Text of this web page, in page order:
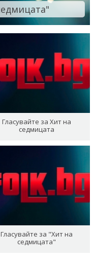
Гласувайте за Хит на
седмицата
Гласувайте за "Хит на
седмицата"